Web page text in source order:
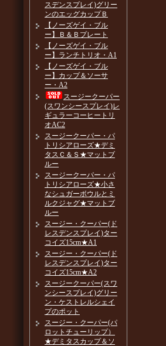
スデンスプレイ)グリー
ンのエッグカップＢ
【ノーズゲイ・ブル
ー】Ｂ＆Ｂプレート
【ノーズゲイ・ブル
ー】ランチトリオ・A1
【ノーズゲイ・ブル
ー】カップ＆ソーサ
ー・A2
スージークーパー
(スワンシースプレイ)レ
ギュラーコーヒートリ
オAC2
スージークーパー・パ
トリシアローズ★デミ
タスＣ＆Ｓ★マットブ
ルー
スージークーパー・パ
トリシアローズ★小さ
なシュガーボウルとミ
ルクジャグ★マットブ
ルー
スージー・クーパー(ド
レスデンスプレイ)ター
コイズ15cm★A1
スージー・クーパー(ド
レスデンスプレイ)ター
コイズ15cm★A2
スージークーパー(スワ
ンシースプレイ)グリー
ン・ケストレルシェイ
プのポット
スージー・クーパー(パ
ロットチューリップ）
★デミタスカップ＆ソ